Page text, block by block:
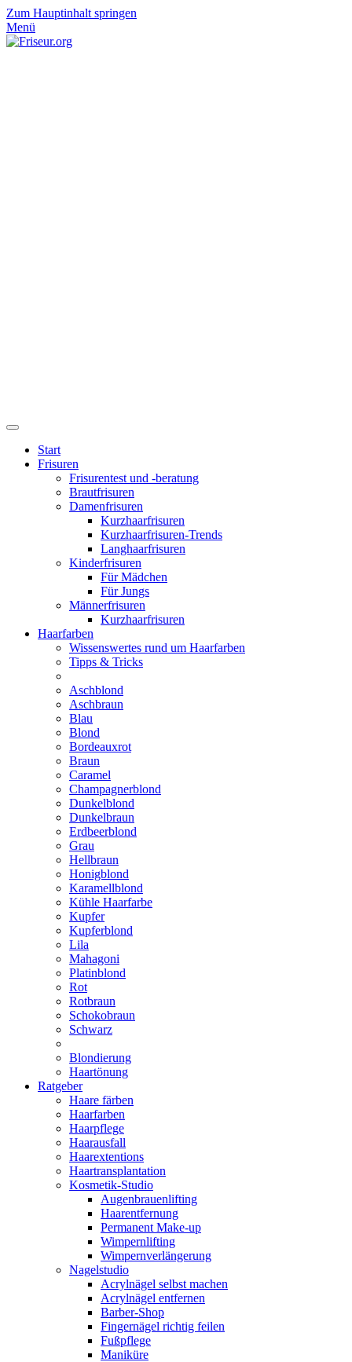
Zum Hauptinhalt springen
Menü
Start
Frisuren
Frisurentest und -beratung
Brautfrisuren
Damenfrisuren
Kurzhaarfrisuren
Kurzhaarfrisuren-Trends
Langhaarfrisuren
Kinderfrisuren
Für Mädchen
Für Jungs
Männerfrisuren
Kurzhaarfrisuren
Haarfarben
Wissenswertes rund um Haarfarben
Tipps & Tricks
Aschblond
Aschbraun
Blau
Blond
Bordeauxrot
Braun
Caramel
Champagnerblond
Dunkelblond
Dunkelbraun
Erdbeerblond
Grau
Hellbraun
Honigblond
Karamellblond
Kühle Haarfarbe
Kupfer
Kupferblond
Lila
Mahagoni
Platinblond
Rot
Rotbraun
Schokobraun
Schwarz
Blondierung
Haartönung
Ratgeber
Haare färben
Haarfarben
Haarpflege
Haarausfall
Haarextentions
Haartransplantation
Kosmetik-Studio
Augenbrauenlifting
Haarentfernung
Permanent Make-up
Wimpernlifting
Wimpernverlängerung
Nagelstudio
Acrylnägel selbst machen
Acrylnägel entfernen
Barber-Shop
Fingernägel richtig feilen
Fußpflege
Maniküre